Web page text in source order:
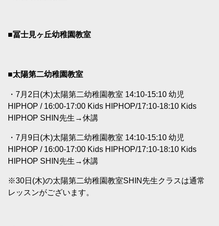
■冨士見ヶ丘幼稚園教室
■太陽第二幼稚園教室
・7月2日(木)太陽第二幼稚園教室 14:10-15:10 幼児
HIPHOP / 16:00-17:00 Kids HIPHOP/17:10-18:10 Kids
HIPHOP SHIN先生→休講
・7月9日(木)太陽第二幼稚園教室 14:10-15:10 幼児
HIPHOP / 16:00-17:00 Kids HIPHOP/17:10-18:10 Kids
HIPHOP SHIN先生→休講
※30日(木)の太陽第二幼稚園教室SHIN先生クラスは通常
レッスンがございます。